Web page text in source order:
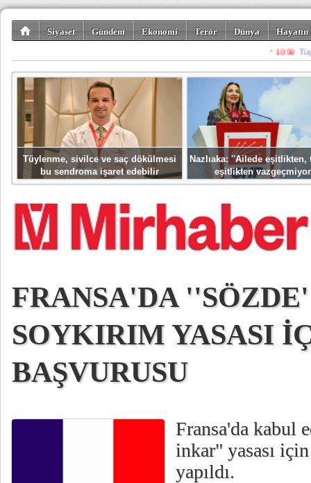
Siyaset Gündem Ekonomi Terör Dünya
Misafir
Tüylenme, sivilce ve saç dökülmesi
bu sendroma işaret edebilir
Nazlıaka: ''Ailede eşitlikten,
eşitlikten
FRANSA'DA
SOYKIRIM YASASI
BAŞVURUSU
Fransa'da kabul
inkar" yasası
yapıldı.